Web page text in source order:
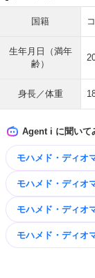
国籍
生年月日（満年
齢）
身長／体重
Agent i に聞いて
モハメド・ディオ
モハメド・ディオ
モハメド・ディオ
モハメド・ディオ